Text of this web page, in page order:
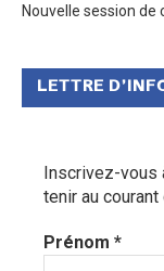
Nouvelle session de
LETTRE
Inscrivez-vous
tenir au
Prénom *